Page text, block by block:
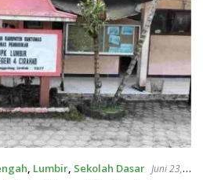
, Lumbir, Sekolah Dasar Juni 23,